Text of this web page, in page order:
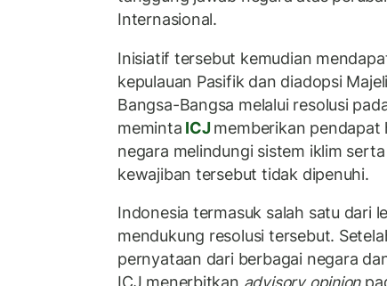
Internasional.
Inisiatif tersebut kemudian
kepulauan Pasifik dan diadopsi
Bangsa-Bangsa melalui resolusi
meminta ICJmemberikan pendapat
negara melindungi sistem iklim
kewajiban tersebut tidak dipenuhi.
Indonesia termasuk salah satu dari
mendukung resolusi tersebut.
pernyataan dari berbagai negara
ICJ menerbitkan advisory opinion